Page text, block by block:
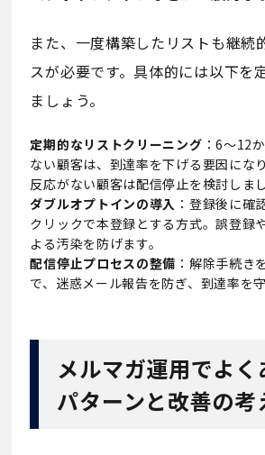
また、一度構築したリストも継続
スが必要です。具体的には以下を
ましょう。
定期的なリストクリーニング ：6〜12
ない顧客は、到達率を下げる要因にな
反応がない顧客は配信停止を検討しまし
ダブルオプトインの導入 ：登録後に確
クリックで本登録とする方式。誤登録
よる汚染を防げます。
配信停止プロセスの整備 ：解除手続き
で、迷惑メール報告を防ぎ、到達率を守
メルマガ運用でよく
パターンと改善の考